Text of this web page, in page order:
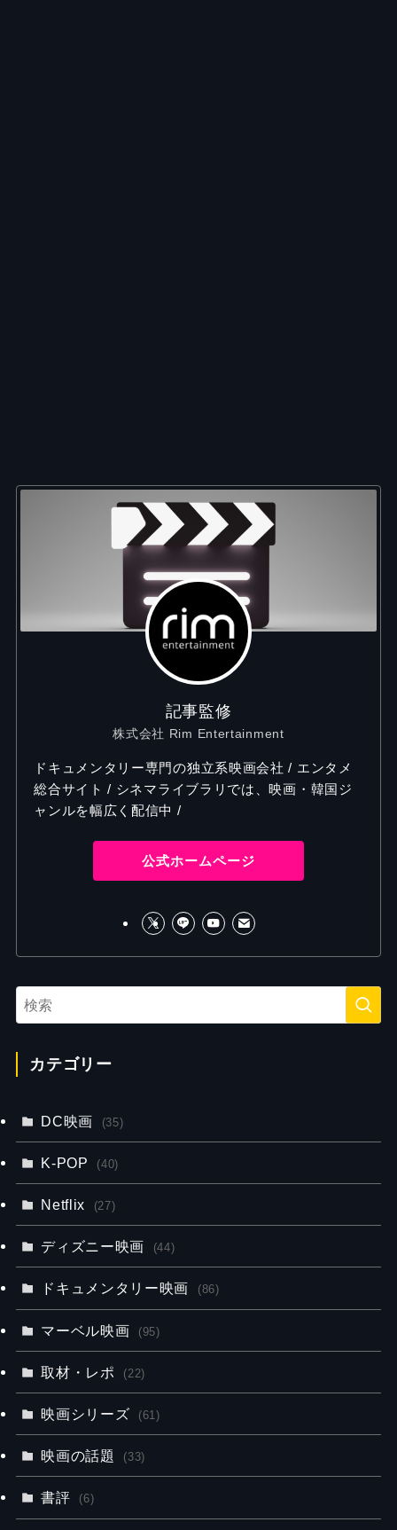
記事監修
株式会社 Rim Entertainment
ドキュメンタリー専門の独立系映画会社 / エンタメ
総合サイト / シネマライブラリでは、映画・韓国ジ
ャンルを幅広く配信中 /
公式ホームページ
カテゴリー
DC映画 (35)
K-POP (40)
Netflix (27)
ディズニー映画 (44)
ドキュメンタリー映画 (86)
マーベル映画 (95)
取材・レポ (22)
映画シリーズ (61)
映画の話題 (33)
書評 (6)